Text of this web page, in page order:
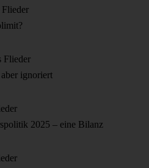
Flieder
Flieder
ignoriert
2025 – eine Bilanz